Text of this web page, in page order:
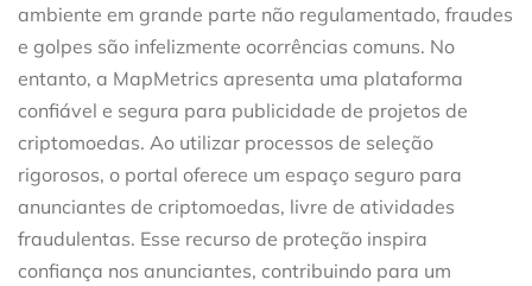
ambiente em grande parte não regulamentado, fraudes
e golpes são infelizmente ocorrências comuns. No
entanto, a MapMetrics apresenta uma plataforma
confiável e segura para publicidade de projetos de
criptomoedas. Ao utilizar processos de seleção
rigorosos, o portal oferece um espaço seguro para
anunciantes de criptomoedas, livre de atividades
fraudulentas. Esse recurso de proteção inspira
confiança nos anunciantes, contribuindo para um